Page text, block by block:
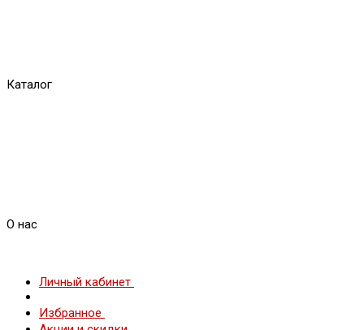
Каталог
О нас
Личный кабинет
Избранное